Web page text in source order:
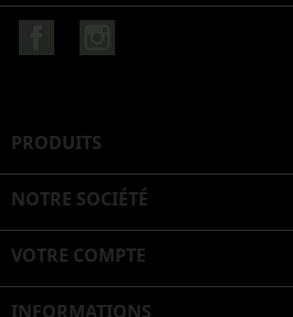
PRODUITS
NOTRE SOCIÉTÉ
VOTRE COMPTE
INFORMATIONS